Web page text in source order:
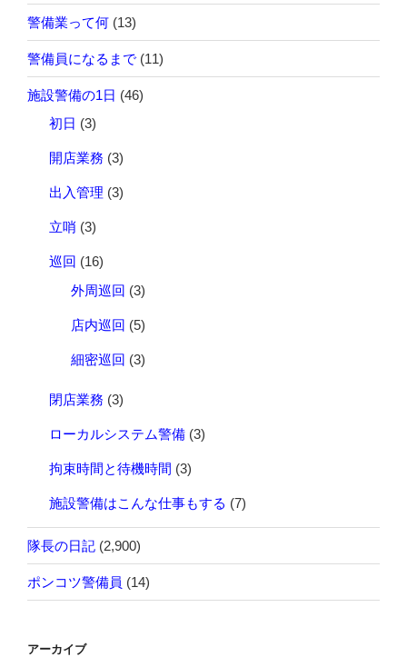
警備業って何 (13)
警備員になるまで (11)
施設警備の1日 (46)
初日 (3)
開店業務 (3)
出入管理 (3)
立哨 (3)
巡回 (16)
外周巡回 (3)
店内巡回 (5)
細密巡回 (3)
閉店業務 (3)
ローカルシステム警備 (3)
拘束時間と待機時間 (3)
施設警備はこんな仕事もする (7)
隊長の日記 (2,900)
ポンコツ警備員 (14)
アーカイブ